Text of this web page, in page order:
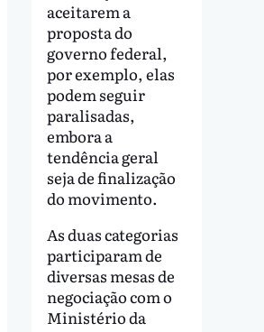
aceitarem a
proposta do
governo federal,
por exemplo, elas
podem seguir
paralisadas,
embora a
tendência geral
seja de finalização
do movimento.
As duas categorias
participaram de
diversas mesas de
negociação com o
Ministério da